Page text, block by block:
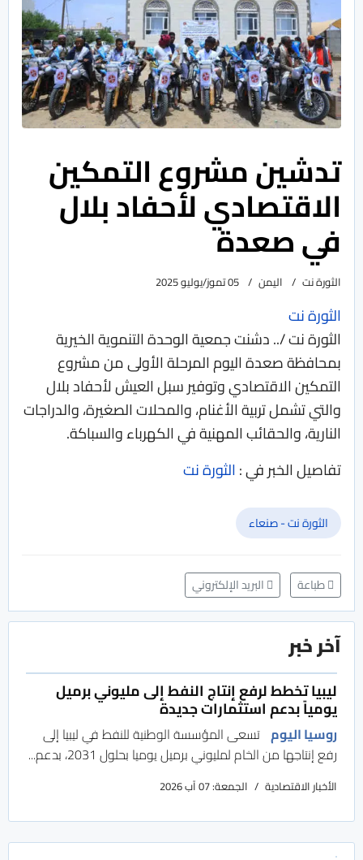
تدشين مشروع التمكين
الاقتصادي لأحفاد بلال
في صعدة
الثورة نت اليمن 05 تموز/يوليو 2025
الثورة نت
الثورة نت /.. دشنت جمعية الوحدة التنموية الخيرية
بمحافظة صعدة اليوم المرحلة الأولى من مشروع
التمكين الاقتصادي وتوفير سبل العيش لأحفاد بلال
والتي تشمل تربية الأغنام، والمحلات الصغيرة، والدراجات
النارية، والحقائب المهنية في الكهرباء والسباكة.
تفاصيل الخبر في :الثورة نت
الثورة نت - صنعاء
طباعة البريد الإلكتروني
آخر خبر
ليبيا تخطط لرفع إنتاج النفط إلى مليوني برميل
يومياً بدعم استثمارات جديدة
روسيا اليوم تسعى المؤسسة الوطنية للنفط في ليبيا إلى
رفع إنتاجها من الخام لمليوني برميل يوميا بحلول 2031، بدعم...
الأخبار الاقتصادية الجمعة: 07 آب 2026